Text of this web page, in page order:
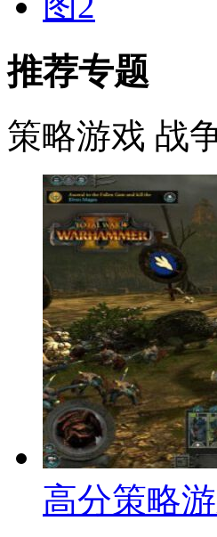
推荐专题
策略游戏 战
高分策略